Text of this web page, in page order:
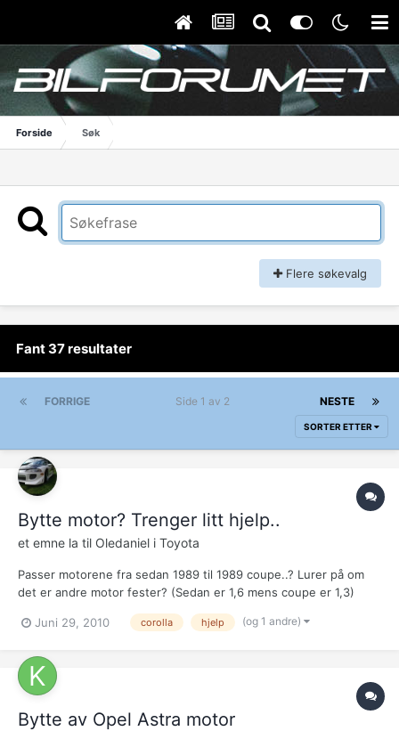
Forside Søk
Flere søkevalg
Fant 37 resultater
FORRIGE NESTE
Side 1 av 2
SORTER ETTER
Bytte motor? Trenger litt hjelp..
et emne la til Oledaniel i Toyota
Passer motorene fra sedan 1989 til 1989 coupe..? Lurer på om
det er andre motor fester? (Sedan er 1,6 mens coupe er 1,3)
Juni 29, 2010 corolla hjelp (og 1 andre)
Bytte av Opel Astra motor